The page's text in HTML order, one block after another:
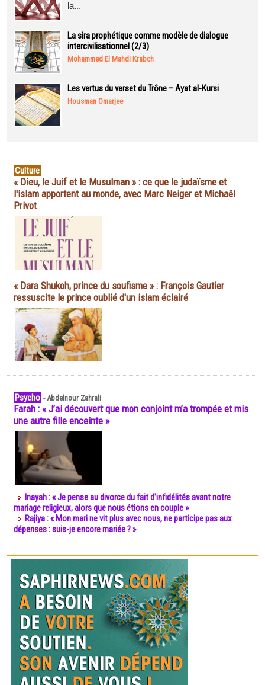
la...
La sira prophétique comme modèle de dialogue
intercivilisationnel (2/3)
Mohammed El Mahdi Krabch
Les vertus du verset du Trône – Ayat al-Kursi
Housman Omarjee
Culture
« Dieu, le Juif et le Musulman » : ce que le judaïsme et
l'islam apportent au monde, avec Marc Neiger et Michaël
Privot
« Dara Shukoh, prince du soufisme » : François Gautier
ressuscite le prince oublié d'un islam éclairé
Psycho -Abdelnour Zahrali
Farah : « J’ai découvert que mon conjoint m’a trompée et mis
une autre fille enceinte »
Inayah : « Je pense au divorce du fait d’infidélités avant notre
mariage religieux, alors que nous étions en couple »
Rajiya : « Mon mari ne vit plus avec nous, ne participe pas aux
dépenses : suis-je encore mariée ? »